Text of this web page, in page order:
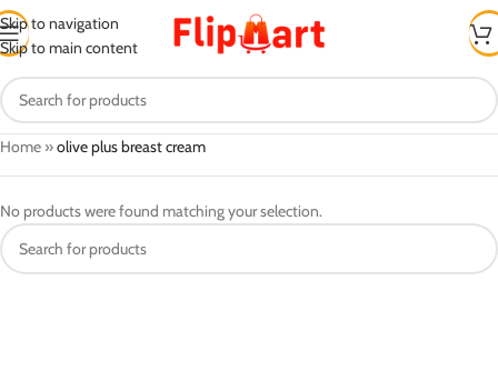
Skip to navigation
Skip to main content
Home »olive plus breast cream
No products were found matching your selection.